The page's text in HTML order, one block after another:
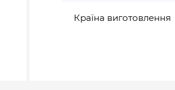
Країна виготовлення